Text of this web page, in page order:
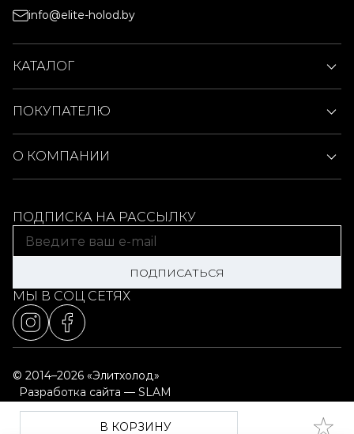
В КОРЗИНУ
info@elite-holod.by
КАТАЛОГ
ПОКУПАТЕЛЮ
О КОМПАНИИ
ПОДПИСКА НА РАССЫЛКУ
ПОДПИСАТЬСЯ
МЫ В СОЦ СЕТЯХ
© 2014–2026 «Элитхолод»
Разработка сайта — SLAM
Выбор настроек cookie